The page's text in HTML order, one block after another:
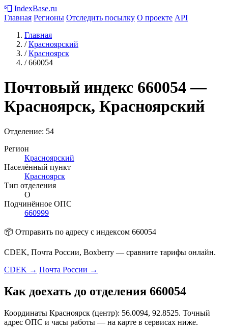
📮 IndexBase.ru
Главная Регионы Отследить посылку О проекте API
Главная
/ Красноярский
/ Красноярск
/ 660054
Почтовый индекс 660054 —
Красноярск, Красноярский
Отделение: 54
Регион
Красноярский
Населённый пункт
Красноярск
Тип отделения
О
Подчинённое ОПС
660999
📦 Отправить по адресу с индексом 660054
CDEK, Почта России, Boxberry — сравните тарифы онлайн.
CDEK → Почта России →
Как доехать до отделения 660054
Координаты Красноярск (центр): 56.0094, 92.8525. Точный
адрес ОПС и часы работы — на карте в сервисах ниже.